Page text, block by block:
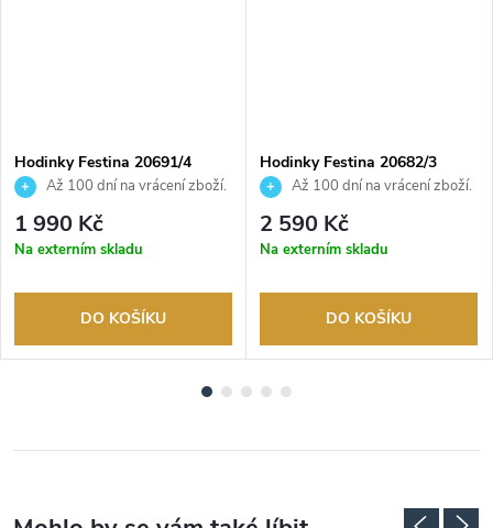
Hodinky Festina 20691/4
Až 100 dní na vrácení zboží.
Autorizovaný prodejce.
1 990 Kč
Na externím skladu
DO KOŠÍKU
Hodinky Festina 20682/3
Až 100 dní na vrácení zboží.
Autorizovaný prodejce.
2 590 Kč
Na externím skladu
DO KOŠÍKU